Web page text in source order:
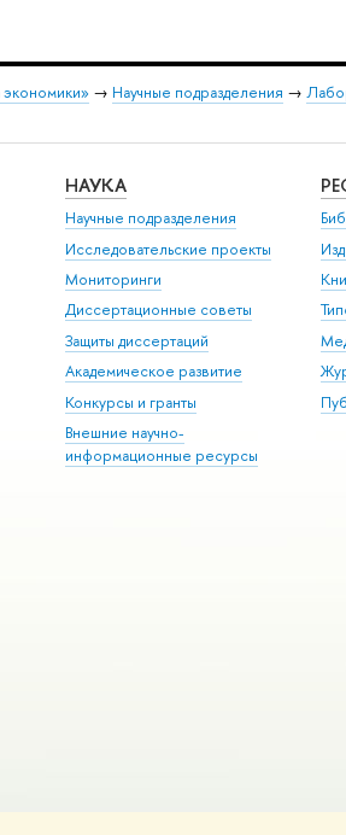
экономики» → Научные подразделения →
НАУКА
Научные подразделения
Исследовательские проекты
Мониторинги
Диссертационные советы
Защиты диссертаций
Академическое развитие
Конкурсы и гранты
Внешние научно-
информационные ресурсы